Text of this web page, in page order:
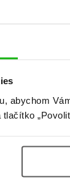
abychom
„Povolit